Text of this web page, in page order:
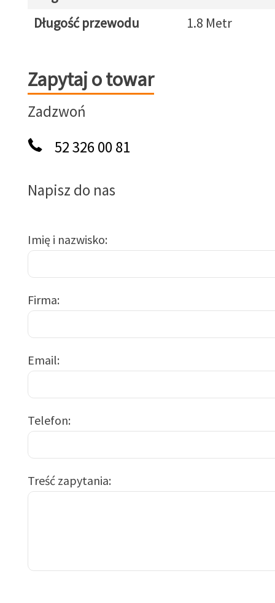
Długość przewodu
1.8 Metr
Zapytaj o towar
Zapytaj o towar
Zadzwoń
52 326 00 81
Napisz do nas
Imię i nazwisko
Firma
Email
Telefon
Treść zapytania